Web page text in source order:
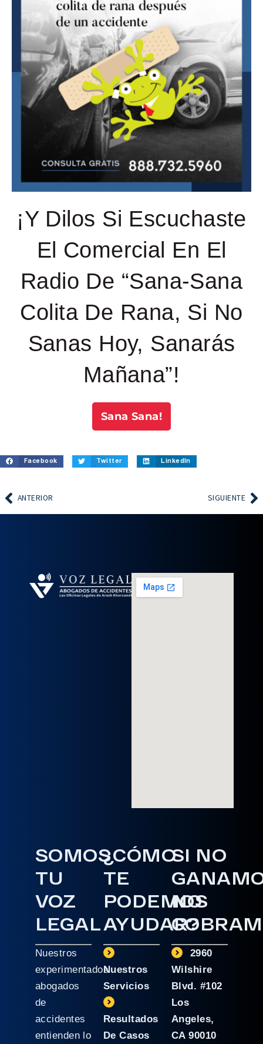
¡Y Dilos Si Escuchaste
El Comercial En El
Radio De “Sana-Sana
Colita De Rana, Si No
Sanas Hoy, Sanarás
Mañana”!
Sana Sana!
Facebook Twitter LinkedIn
ANTERIOR SIGUIENTE
SOMOS
TU
VOZ
LEGAL
Nuestros
experimentados
abogados
de
accidentes
entienden lo
¿CÓMO
TE
PODEMOS
AYUDAR?
Nuestros
Servicios
Resultados
De Casos
SI NO
NO
2960
Wilshire
Blvd. #102
Los
Angeles,
CA 90010